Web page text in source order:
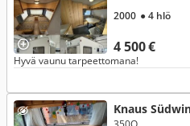
4 500 €
2000 ● 4 hlö
Hyvä vaunu tarpeettomana!
Knaus